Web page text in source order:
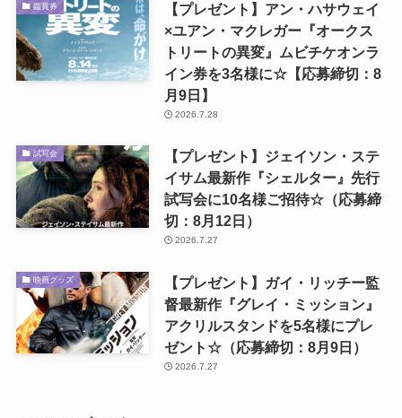
鑑賞券
【プレゼント】アン・ハサウェイ
×ユアン・マクレガー『オークス
トリートの異変』ムビチケオンラ
イン券を3名様に☆【応募締切：8
月9日】
2026.7.28
試写会
【プレゼント】ジェイソン・ステ
イサム最新作『シェルター』先行
試写会に10名様ご招待☆（応募締
切：8月12日）
2026.7.27
映画グッズ
【プレゼント】ガイ・リッチー監
督最新作『グレイ・ミッション』
アクリルスタンドを5名様にプレ
ゼント☆（応募締切：8月9日）
2026.7.27